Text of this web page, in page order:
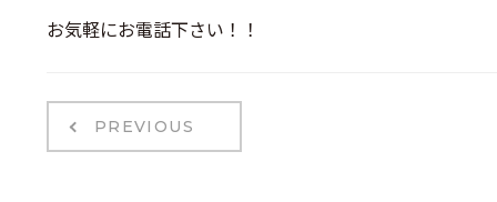
お気軽にお電話下さい！！
PREVIOUS